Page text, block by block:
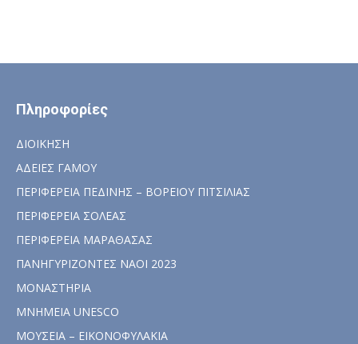
Πληροφορίες
ΔΙΟΙΚΗΣΗ
ΑΔΕΙΕΣ ΓΑΜΟΥ
ΠΕΡΙΦΕΡΕΙΑ ΠΕΔΙΝΗΣ – ΒΟΡΕΙΟΥ ΠΙΤΣΙΛΙΑΣ
ΠΕΡΙΦΕΡΕΙΑ ΣΟΛΕΑΣ
ΠΕΡΙΦΕΡΕΙΑ ΜΑΡΑΘΑΣΑΣ
ΠΑΝΗΓΥΡΙΖΟΝΤΕΣ ΝΑΟΙ 2023
ΜΟΝΑΣΤΗΡΙΑ
ΜΝΗΜΕΙΑ UNESCO
ΜΟΥΣΕΙΑ – ΕΙΚΟΝΟΦΥΛΑΚΙΑ